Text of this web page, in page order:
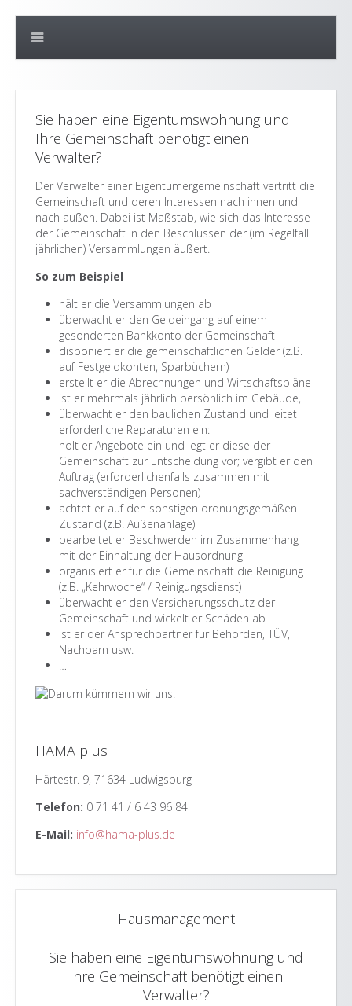
Sie haben eine Eigentumswohnung und
Ihre Gemeinschaft benötigt einen
Verwalter?
Der Verwalter einer Eigentümergemeinschaft vertritt die
Gemeinschaft und deren Interessen nach innen und
nach außen. Dabei ist Maßstab, wie sich das Interesse
der Gemeinschaft in den Beschlüssen der (im Regelfall
jährlichen) Versammlungen äußert.
So zum Beispiel
hält er die Versammlungen ab
überwacht er den Geldeingang auf einem
gesonderten Bankkonto der Gemeinschaft
disponiert er die gemeinschaftlichen Gelder (z.B.
auf Festgeldkonten, Sparbüchern)
erstellt er die Abrechnungen und Wirtschaftspläne
ist er mehrmals jährlich persönlich im Gebäude,
überwacht er den baulichen Zustand und leitet
erforderliche Reparaturen ein:
holt er Angebote ein und legt er diese der
Gemeinschaft zur Entscheidung vor; vergibt er den
Auftrag (erforderlichenfalls zusammen mit
sachverständigen Personen)
achtet er auf den sonstigen ordnungsgemäßen
Zustand (z.B. Außenanlage)
bearbeitet er Beschwerden im Zusammenhang
mit der Einhaltung der Hausordnung
organisiert er für die Gemeinschaft die Reinigung
(z.B. „Kehrwoche“ / Reinigungsdienst)
überwacht er den Versicherungsschutz der
Gemeinschaft und wickelt er Schäden ab
ist er der Ansprechpartner für Behörden, TÜV,
Nachbarn usw.
…
HAMA plus
Härtestr. 9, 71634 Ludwigsburg
Telefon: 0 71 41 / 6 43 96 84
E-Mail: info@hama-plus.de
Hausmanagement
Sie haben eine Eigentumswohnung und
Ihre Gemeinschaft benötigt einen
Verwalter?